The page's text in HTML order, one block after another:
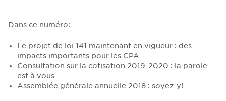
Dans ce numéro:
Le projet de loi 141 maintenant en vigueur : des
impacts importants pour les CPA
Consultation sur la cotisation 2019-2020 : la parole
est à vous
Assemblée générale annuelle 2018 : soyez-y!